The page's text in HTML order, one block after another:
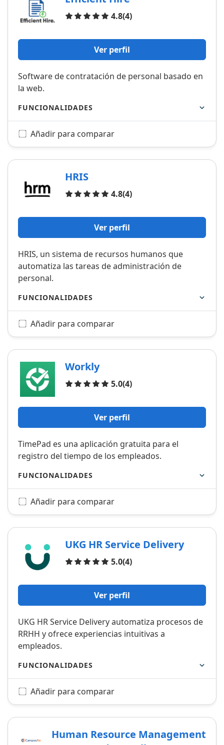
4.8(4)
Opiniones
Ver perfil
Software de contratación de personal basado en
la web.
FUNCIONALIDADES
Añadir para comparar
HRIS
4.8(4)
Opiniones
Ver perfil
HRIS, un sistema de recursos humanos que
automatiza las tareas de administración de
personal.
FUNCIONALIDADES
Añadir para comparar
Workly
5.0(4)
Opiniones
Ver perfil
TimePad es una aplicación gratuita para el
registro del tiempo de los empleados.
FUNCIONALIDADES
Añadir para comparar
UKG HR Service Delivery
5.0(4)
Opiniones
Ver perfil
UKG HR Service Delivery automatiza procesos de
RRHH y ofrece experiencias intuitivas a
empleados.
FUNCIONALIDADES
Añadir para comparar
Human Resource Management